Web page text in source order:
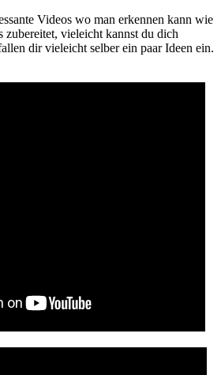
Videos wo man erkennen kann wie
zubereitet, vieleicht kannst du dich
dir vieleicht selber ein paar Ideen ein.